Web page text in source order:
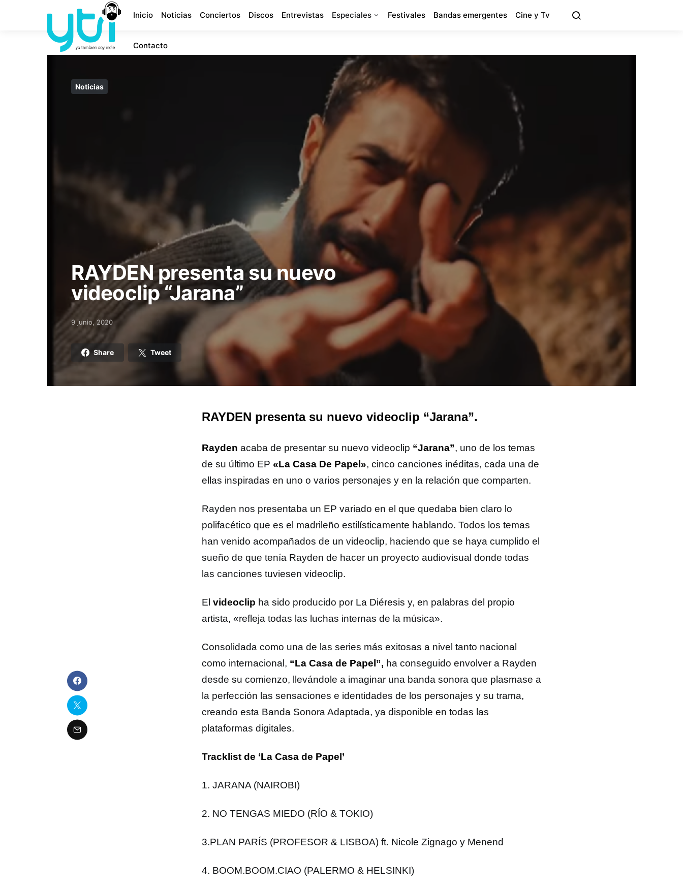
Inicio Noticias Conciertos Discos Entrevistas Especiales Festivales Bandas emergentes Cine y Tv
Contacto
Noticias
RAYDEN presenta su nuevo
videoclip “Jarana”
Posted on
9 junio, 2020
Share Tweet
RAYDEN presenta su nuevo videoclip “Jarana”.
Rayden acaba de presentar su nuevo videoclip “Jarana”, uno de los temas
de su último EP «La Casa De Papel», cinco canciones inéditas, cada una de
ellas inspiradas en uno o varios personajes y en la relación que comparten.
Rayden nos presentaba un EP variado en el que quedaba bien claro lo
polifacético que es el madrileño estilísticamente hablando. Todos los temas
han venido acompañados de un videoclip, haciendo que se haya cumplido el
sueño de que tenía Rayden de hacer un proyecto audiovisual donde todas
las canciones tuviesen videoclip.
El videoclip ha sido producido por La Diéresis y, en palabras del propio
artista, «refleja todas las luchas internas de la música».
Consolidada como una de las series más exitosas a nivel tanto nacional
como internacional, “La Casa de Papel”, ha conseguido envolver a Rayden
desde su comienzo, llevándole a imaginar una banda sonora que plasmase a
la perfección las sensaciones e identidades de los personajes y su trama,
creando esta Banda Sonora Adaptada, ya disponible en todas las
plataformas digitales.
Tracklist de ‘La Casa de Papel’
1. JARANA (NAIROBI)
2. NO TENGAS MIEDO (RÍO & TOKIO)
3.PLAN PARÍS (PROFESOR & LISBOA) ft. Nicole Zignago y Menend
4. BOOM.BOOM.CIAO (PALERMO & HELSINKI)